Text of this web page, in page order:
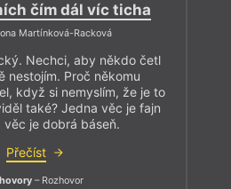
čím dál víc ticha
Martínková-Racková
Nechci, aby někdo četl
nestojím. Proč někomu
když si nemyslím, že je to
také? Jedna věc je fajn
věc je dobrá báseň.
Přečíst
– Rozhovor